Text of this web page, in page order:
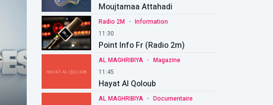
Moujtamaa Attahadi
Radio 2M - Information
11:30
Point Info Fr (Radio 2m)
AL MAGHRIBIYA - Magazine
11:45
Hayat Al Qoloub
AL MAGHRIBIYA - Documentaire